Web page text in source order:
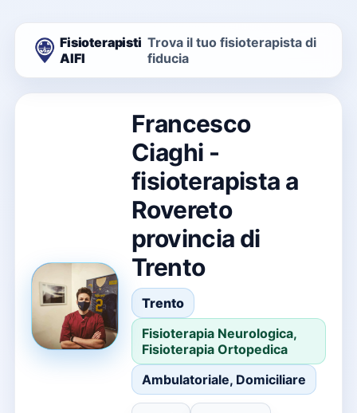
Fisioterapisti
AIFI
Trova il tuo fisioterapista di
fiducia
Francesco
Ciaghi -
fisioterapista a
Rovereto
provincia di
Trento
Trento
Fisioterapia Neurologica,
Fisioterapia Ortopedica
Ambulatoriale, Domiciliare